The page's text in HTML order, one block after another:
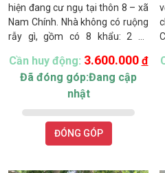
hiện đang cư ngụ tại thôn 8 – xã
Nam Chính. Nhà không có ruộng
rẫy gì, gồm có 8 khẩu: 2 vợ
con.Chị Lộc làm công nhân công
ty ông Đồn, do ảnh hưởng từ
công việc nên chị bị đau dạ dày
và rối loạn tiền đình.
Cần huy động: 3.600.000 đ
Đã đóng góp:Đang cập
nhật
ĐÓNG GÓP